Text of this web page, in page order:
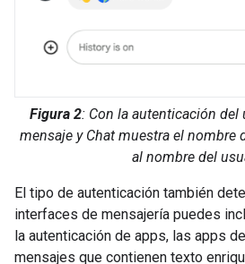
Figura 2: Con la autenticación del
mensaje y Chat muestra el nombre
al nombre del
El tipo de autenticación también
interfaces de mensajería puedes
la autenticación de apps, las apps
mensajes que contienen texto